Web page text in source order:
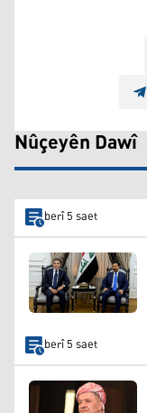
Nûçeyên Dawî
berî 5 saet
berî 5 saet